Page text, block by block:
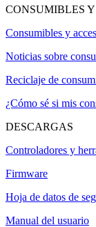
CONSUMIBLES
Consumibles y
Noticias sobre
Reciclaje de
¿Cómo sé si mis
DESCARGAS
Controladores y
Firmware
Hoja de datos de
Manual del usuario